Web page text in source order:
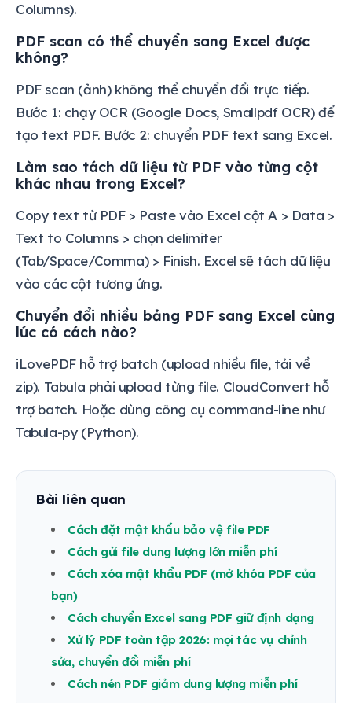
Columns).
PDF scan có thể chuyển sang Excel được
không?
PDF scan (ảnh) không thể chuyển đổi trực tiếp.
Bước 1: chạy OCR (Google Docs, Smallpdf OCR) để
tạo text PDF. Bước 2: chuyển PDF text sang Excel.
Làm sao tách dữ liệu từ PDF vào từng cột
khác nhau trong Excel?
Copy text từ PDF > Paste vào Excel cột A > Data >
Text to Columns > chọn delimiter
(Tab/Space/Comma) > Finish. Excel sẽ tách dữ liệu
vào các cột tương ứng.
Chuyển đổi nhiều bảng PDF sang Excel cùng
lúc có cách nào?
iLovePDF hỗ trợ batch (upload nhiều file, tải về
zip). Tabula phải upload từng file. CloudConvert hỗ
trợ batch. Hoặc dùng công cụ command-line như
Tabula-py (Python).
Bài liên quan
Cách đặt mật khẩu bảo vệ file PDF
Cách gửi file dung lượng lớn miễn phí
Cách xóa mật khẩu PDF (mở khóa PDF của
bạn)
Cách chuyển Excel sang PDF giữ định dạng
Xử lý PDF toàn tập 2026: mọi tác vụ chỉnh
sửa, chuyển đổi miễn phí
Cách nén PDF giảm dung lượng miễn phí